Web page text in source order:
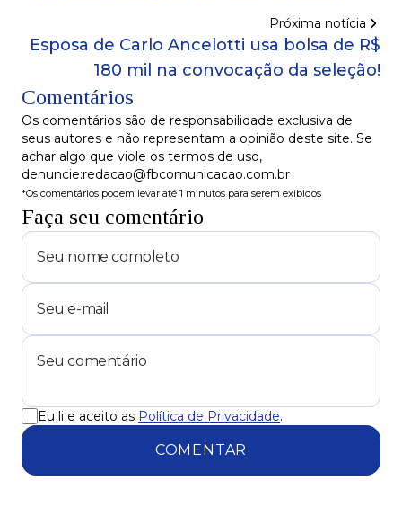
Próxima notícia
Esposa de Carlo Ancelotti usa bolsa de R$
180 mil na convocação da seleção!
Comentários
Os comentários são de responsabilidade exclusiva de
seus autores e não representam a opinião deste site. Se
achar algo que viole os termos de uso,
denuncie:redacao@fbcomunicacao.com.br
*Os comentários podem levar até 1 minutos para serem exibidos
Faça seu comentário
Eu li e aceito as Política de Privacidade.
COMENTAR